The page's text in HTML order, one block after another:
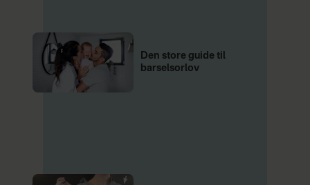
Den store guide til
barselsorlov